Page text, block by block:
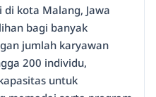
kota Malang, Jawa
bagi banyak
jumlah karyawan
200 individu,
untuk